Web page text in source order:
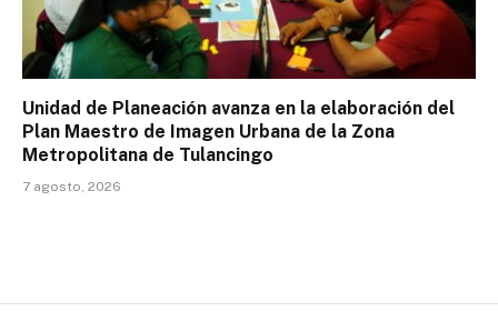
Unidad de Planeación avanza en la elaboración del
Plan Maestro de Imagen Urbana de la Zona
Metropolitana de Tulancingo
7 agosto, 2026